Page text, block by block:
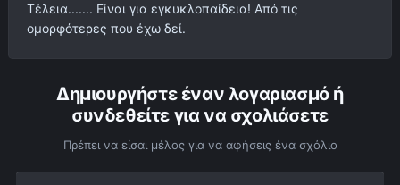
Τέλεια....... Είναι για εγκυκλοπαίδεια! Από τις
ομορφότερες που έχω δεί.
Δημιουργήστε έναν λογαριασμό ή
συνδεθείτε για να σχολιάσετε
Πρέπει να είσαι μέλος για να αφήσεις ένα σχόλιο